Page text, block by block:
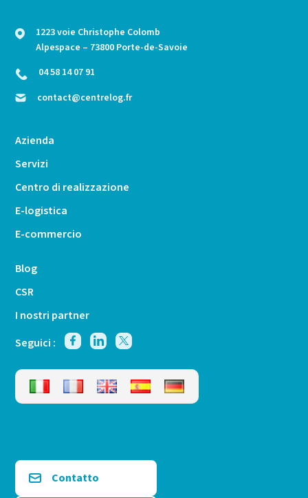
1223 voie Christophe Colomb
Alpespace – 73800 Porte-de-Savoie
04 58 14 07 91
contact@centrelog.fr
Azienda
Servizi
Centro di realizzazione
E-logistica
E-commercio
Blog
CSR
I nostri partner
Seguici :
Contatto